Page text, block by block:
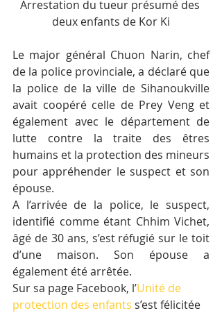
Arrestation du tueur présumé des
deux enfants de Kor Ki
Le major général Chuon Narin, chef
de la police provinciale, a déclaré que
la police de la ville de Sihanoukville
avait coopéré celle de Prey Veng et
également avec le département de
lutte contre la traite des êtres
humains et la protection des mineurs
pour appréhender le suspect et son
épouse.
A l’arrivée de la police, le suspect,
identifié comme étant Chhim Vichet,
âgé de 30 ans, s’est réfugié sur le toit
d’une maison. Son épouse a
également été arrêtée.
Sur sa page Facebook, l’Unité de
protection des enfants s’est félicitée